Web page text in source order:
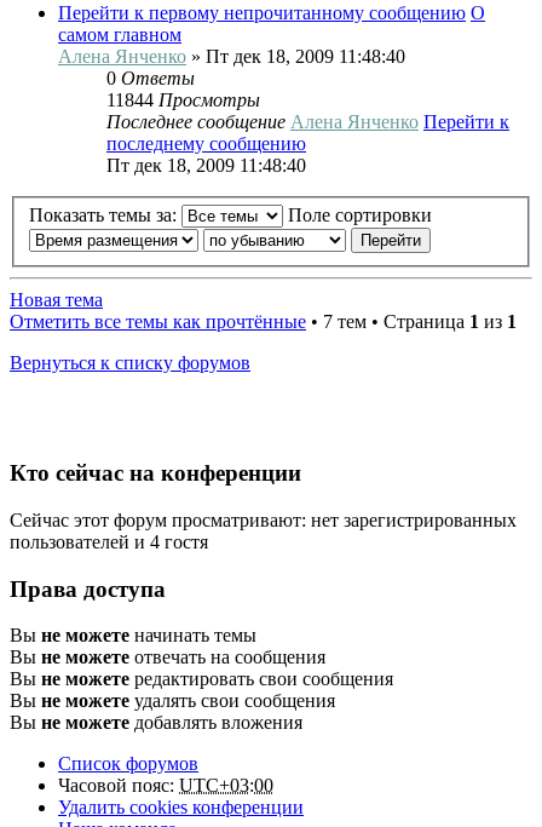
Перейти к первому непрочитанному сообщению О
самом главном
Алена Янченко » Пт дек 18, 2009 11:48:40
0 Ответы
11844 Просмотры
Последнее сообщение Алена Янченко Перейти к
последнему сообщению
Пт дек 18, 2009 11:48:40
Показать темы за: Поле сортировки
Новая тема
Отметить все темы как прочтённые • 7 тем • Страница 1 из 1
Вернуться к списку форумов
Кто сейчас на конференции
Сейчас этот форум просматривают: нет зарегистрированных
пользователей и 4 гостя
Права доступа
Вы не можете начинать темы
Вы не можете отвечать на сообщения
Вы не можете редактировать свои сообщения
Вы не можете удалять свои сообщения
Вы не можете добавлять вложения
Список форумов
Часовой пояс: UTC+03:00
Удалить cookies конференции